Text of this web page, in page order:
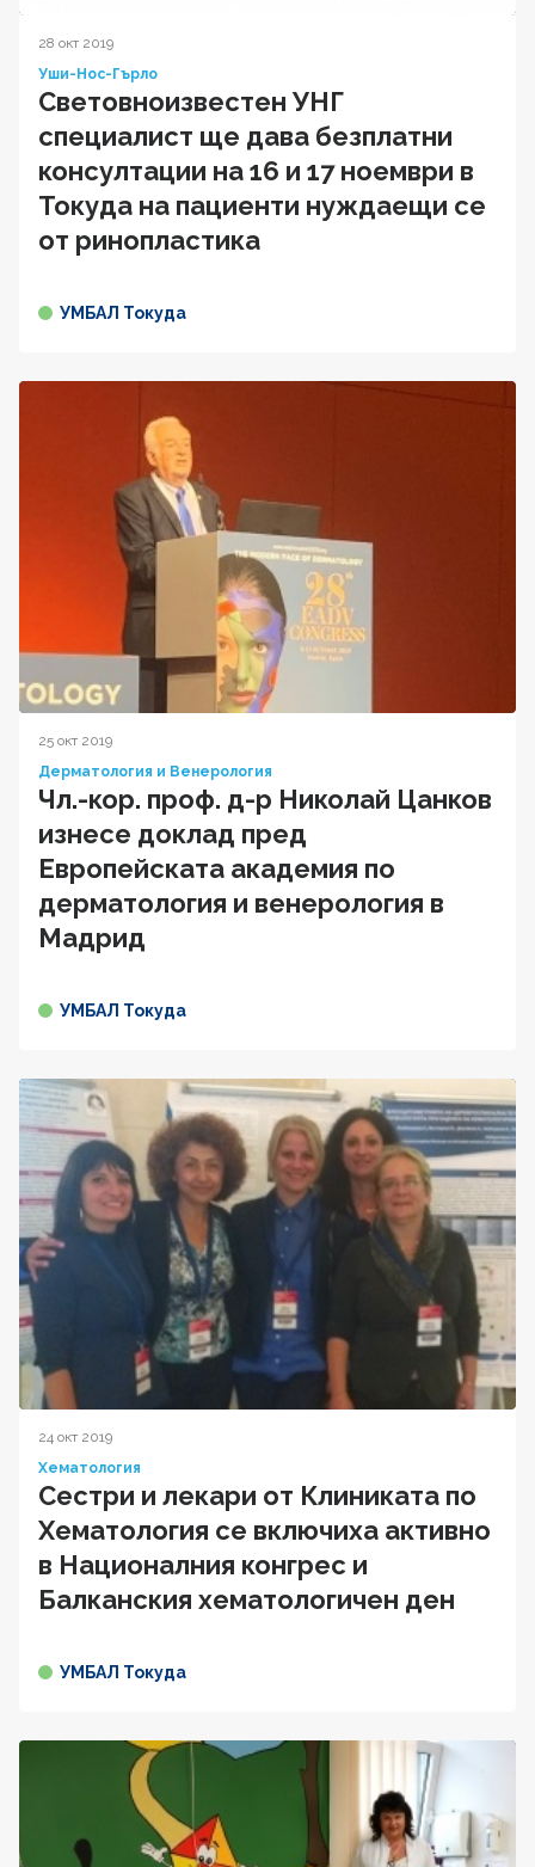
28 окт 2019
Уши-Нос-Гърло
Световноизвестен УНГ
специалист ще дава безплатни
консултации на 16 и 17 ноември в
Токуда на пациенти нуждаещи се
от ринопластика
УМБАЛ Токуда
25 окт 2019
Дерматология и Венерология
Чл.-кор. проф. д-р Николай Цанков
изнесе доклад пред
Европейската академия по
дерматология и венерология в
Мадрид
УМБАЛ Токуда
24 окт 2019
Хематология
Сестри и лекари от Клиниката по
Хематология се включиха активно
в Националния конгрес и
Балканския хематологичен ден
УМБАЛ Токуда